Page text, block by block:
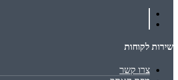
שירות לקוחות
צרו קשר